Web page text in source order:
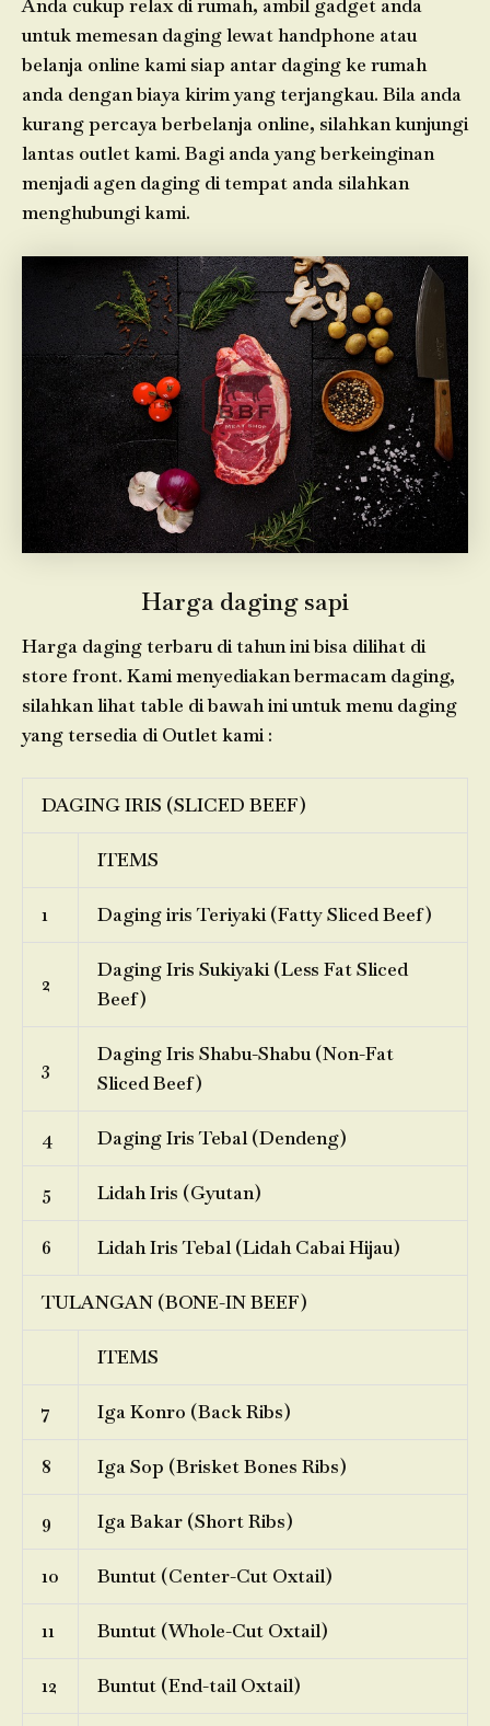
Anda cukup relax di rumah, ambil gadget anda
untuk memesan daging lewat handphone atau
belanja online kami siap antar daging ke rumah
anda dengan biaya kirim yang terjangkau. Bila anda
kurang percaya berbelanja online, silahkan kunjungi
lantas outlet kami. Bagi anda yang berkeinginan
menjadi agen daging di tempat anda silahkan
menghubungi kami.
Harga daging sapi
Harga daging terbaru di tahun ini bisa dilihat di
store front. Kami menyediakan bermacam daging,
silahkan lihat table di bawah ini untuk menu daging
yang tersedia di Outlet kami :
DAGING IRIS (SLICED BEEF)
ITEMS
1 Daging iris Teriyaki (Fatty Sliced Beef)
2
Daging Iris Sukiyaki (Less Fat Sliced
Beef)
3
Daging Iris Shabu-Shabu (Non-Fat
Sliced Beef)
4 Daging Iris Tebal (Dendeng)
5 Lidah Iris (Gyutan)
6 Lidah Iris Tebal (Lidah Cabai Hijau)
TULANGAN (BONE-IN BEEF)
ITEMS
7 Iga Konro (Back Ribs)
8 Iga Sop (Brisket Bones Ribs)
9 Iga Bakar (Short Ribs)
10 Buntut (Center-Cut Oxtail)
11 Buntut (Whole-Cut Oxtail)
12 Buntut (End-tail Oxtail)